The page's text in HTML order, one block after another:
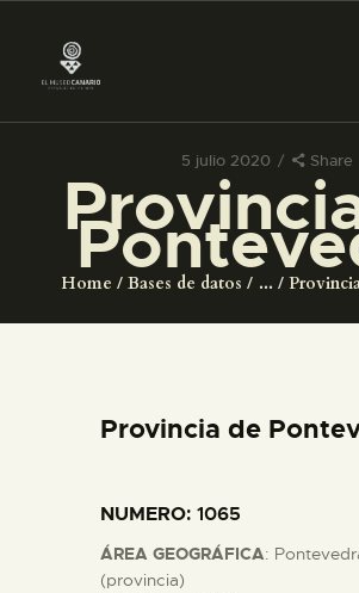
5 julio 2020 Share
Home Bases de datos ...
PREPARAR LA
ACTIVIDADES
EL MUSEO
DIDÁCTICA
Provincia de
NUMERO: 1065
ÁREA GEOGRÁFICA:
(provincia)